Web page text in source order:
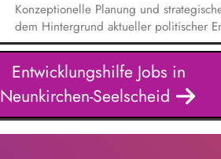
Konzeptionelle Planung und
dem Hintergrund aktueller politischer
Öffentlichkeitsarbeit Print und web in
Vorträgen, Netzwerk- u.
Privatspendenfundraisings,
(neuen) Spender*innen, Organisation
Dialogseminare.
Entwicklungshilfe Jobs in
Neunkirchen-Seelscheid